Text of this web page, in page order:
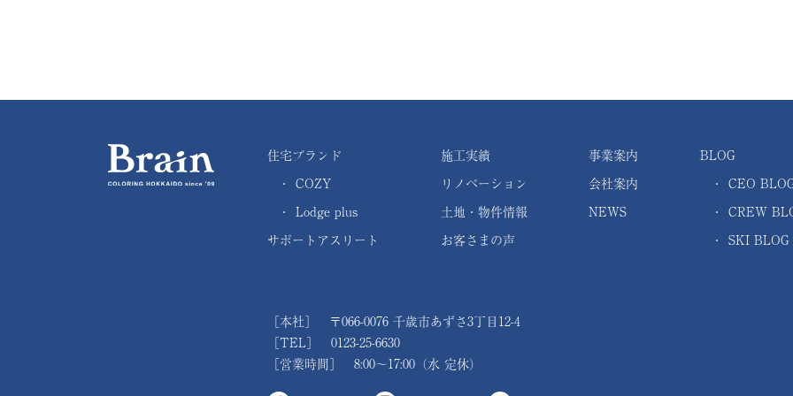
住宅ブランド
・ COZY
・ Lodge plus
サポートアスリート
施工実績
リノベーション
土地・物件情報
お客さまの声
事業案内
会社案内
NEWS
BLOG
・ CEO
・ CREW
・ SKI BLOG
［本社］ 〒066-0076 千歳市あずさ3丁目12-4
［TEL］ 0123-25-6630
［営業時間］ 8:00～17:00（水 定休）